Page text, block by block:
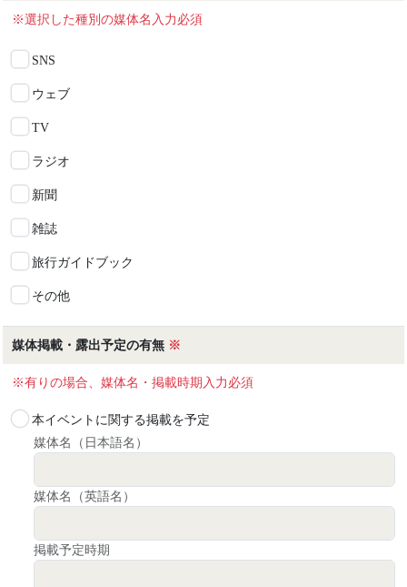
及び規則を遵守します。また、本ポリシーを法令及び
扱います。
１０．プライバシーポリシーの変更
ライバシーポリシーは本ページに公表します。
＜当該委託先＞
アール東日本企画と委託契約を締結している株式会社
JTB、株式会社JTBコミュニケーションデザイン及び
株式会社JTBコミュニケーションデザインと受託契約
を締結しているSokNet Planning Limited。
＜個人情報保護方針に関するお問い合わせ先＞
ツーリズムEXPOジャパン推進室
霞が関ビル4F
時間：平日9:30～17:30
※選択した種別の媒体名入力必須
SNS
ウェブ
TV
ラジオ
新聞
雑誌
旅行ガイドブック
その他
媒体掲載・露出予定の有無 ※
※有りの場合、媒体名・掲載時期入力必須
本イベントに関する掲載を予定
媒体名（日本語名）
媒体名（英語名）
掲載予定時期